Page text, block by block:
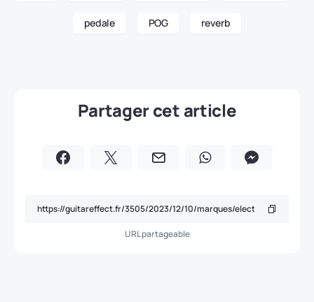
pedale POG reverb
Partager cet article
URL partageable